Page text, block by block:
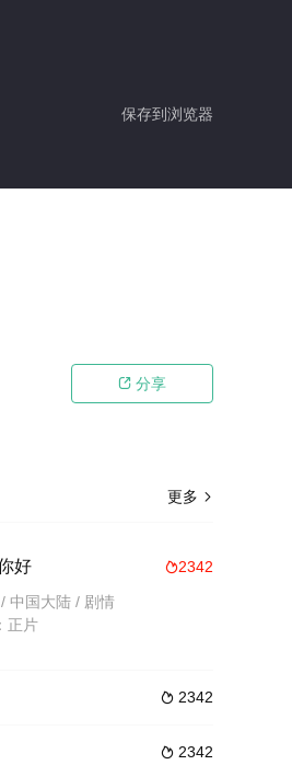
保存到浏览器
 分享
更多 
2342
好
中国大陆 / 剧情
正片
 2342
 2342